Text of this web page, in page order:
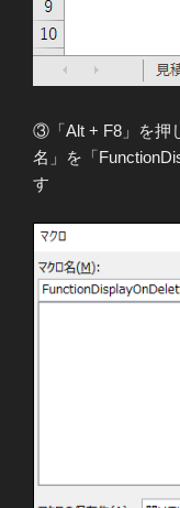
③「Alt + F8」を押
名」を「
す